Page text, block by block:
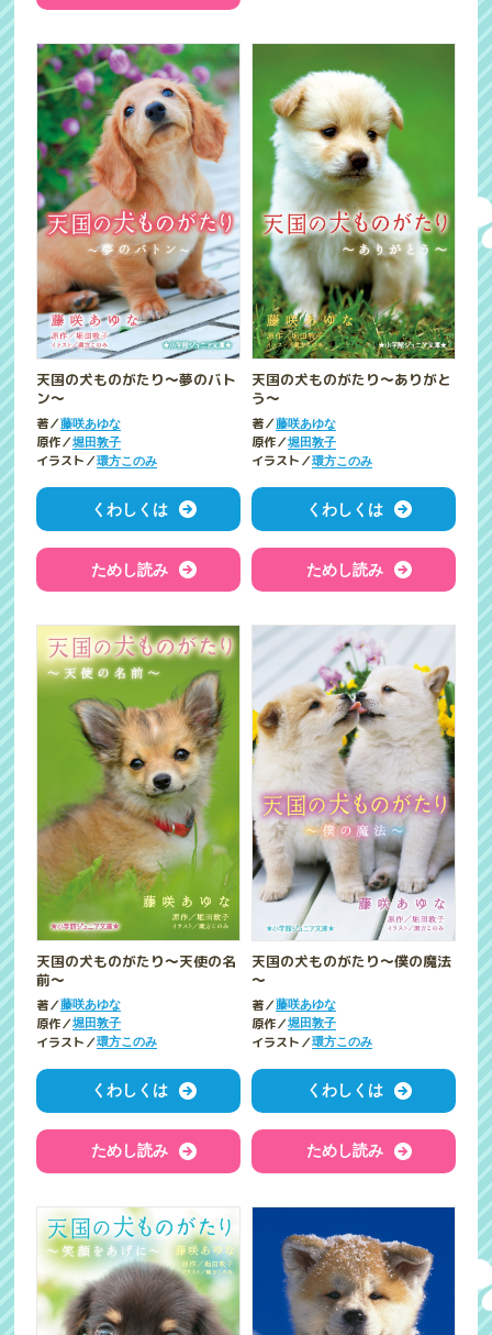
天国の犬ものがたり～夢のバト
ン～
著／藤咲あゆな
原作／堀田敦子
イラスト／環方このみ
くわしくは
ためし読み
天国の犬ものがたり～ありがと
う～
著／藤咲あゆな
原作／堀田敦子
イラスト／環方このみ
くわしくは
ためし読み
天国の犬ものがたり～天使の名
前～
著／藤咲あゆな
原作／堀田敦子
イラスト／環方このみ
くわしくは
ためし読み
天国の犬ものがたり～僕の魔法
～
著／藤咲あゆな
原作／堀田敦子
イラスト／環方このみ
くわしくは
ためし読み